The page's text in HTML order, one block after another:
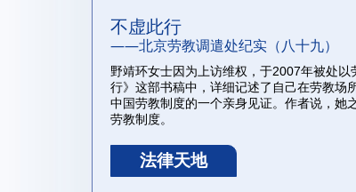
不虚此行
——北京劳教调遣处纪实（八十九）
野靖环女士因为上访维权，于2007年被处
行》这部书稿中，详细记述了自己在劳教场
中国劳教制度的一个亲身见证。作者说，她
劳教制度。
法律天地